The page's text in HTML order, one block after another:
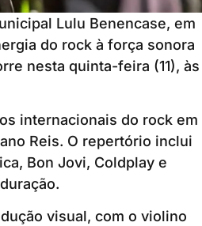
Lulu Benencase, em
do rock à força sonora
nesta quinta-feira (11), às
internacionais do rock em
Reis. O repertório inclui
Bon Jovi, Coldplay e
visual, com o violino